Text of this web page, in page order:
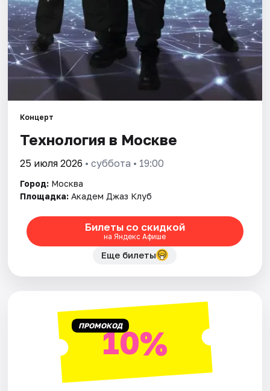
Концерт
Технология в Москве
25 июля 2026 • суббота • 19:00
Город: Москва
Площадка: Академ Джаз Клуб
Билеты со скидкой
на Яндекс Афише
Еще билеты
ПРОМОКОД10%